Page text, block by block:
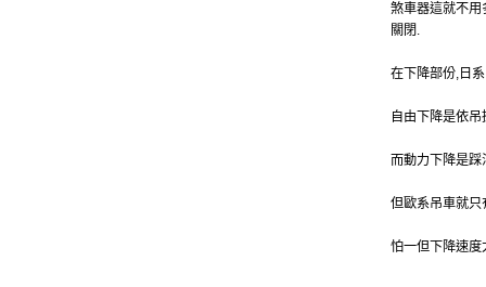
煞車器這就不用
關閉.
在下降部份,日
自由下降是依
而動力下降是
但歐系吊車就只
怕一但下降速度